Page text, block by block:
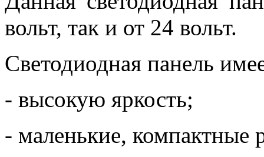
вольт, так и от 24 вольт.
Светодиодная панель
- высокую яркость;
- маленькие, компактные